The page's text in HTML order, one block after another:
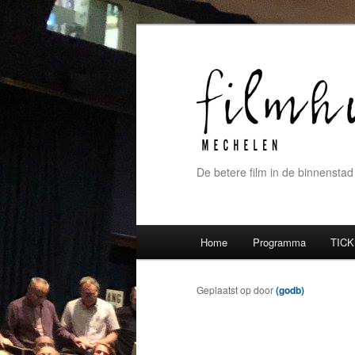
De betere film in de binnenstad
Spring naar de primaire
Spring naar de secundaire
Home Programma
Geplaatst opdoor(godb)